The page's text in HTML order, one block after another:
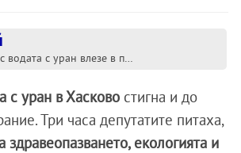
Скандалът с водата с уран влезе в парламента
с уран в Хасково стигна и до
Три часа депутатите питаха,
здравеопазването, екологията и